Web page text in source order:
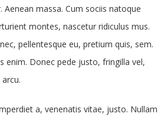
massa. Cum sociis natoque
montes, nascetur ridiculus mus.
pellentesque eu, pretium quis, sem.
enim. Donec pede justo, fringilla vel,
a, venenatis vitae, justo. Nullam